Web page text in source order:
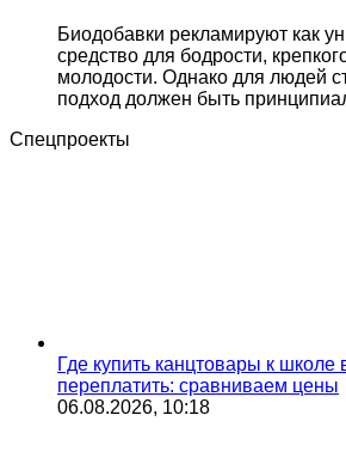
Биодобавки рекламируют как
средство для бодрости,
молодости. Однако для людей
подход должен быть
Спецпроекты
Где купить канцтовары к школе
переплатить: сравниваем цены
06.08.2026, 10:18